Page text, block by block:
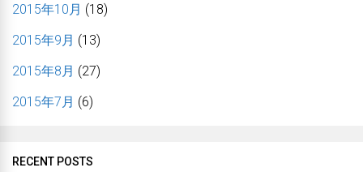
2015年10月 (18)
2015年9月 (13)
2015年8月 (27)
2015年7月 (6)
RECENT POSTS